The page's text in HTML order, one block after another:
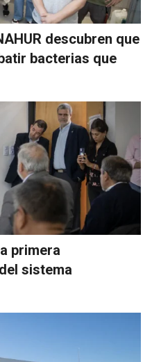
descubren que
bacterias que
primera
sistema